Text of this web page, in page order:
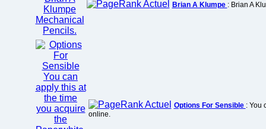
Brian A Klumpe : Brian A
Options For Sensible : You
online.